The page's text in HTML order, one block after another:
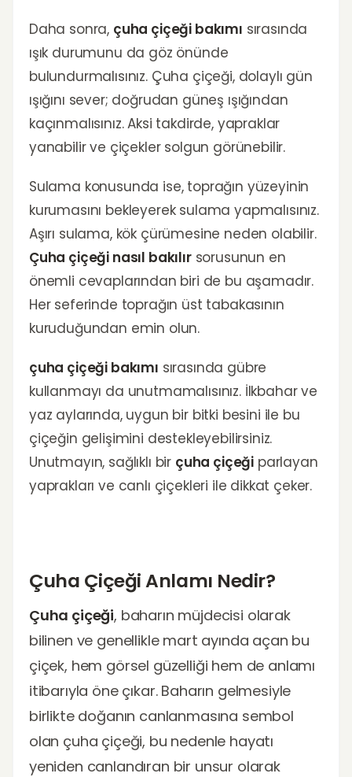
Daha sonra, çuha çiçeği bakımı sırasında
ışık durumunu da göz önünde
bulundurmalısınız. Çuha çiçeği, dolaylı gün
ışığını sever; doğrudan güneş ışığından
kaçınmalısınız. Aksi takdirde, yapraklar
yanabilir ve çiçekler solgun görünebilir.
Sulama konusunda ise, toprağın yüzeyinin
kurumasını bekleyerek sulama yapmalısınız.
Aşırı sulama, kök çürümesine neden olabilir.
Çuha çiçeği nasıl bakılırsorusunun en
önemli cevaplarından biri de bu aşamadır.
Her seferinde toprağın üst tabakasının
kuruduğundan emin olun.
çuha çiçeği bakımı sırasında gübre
kullanmayı da unutmamalısınız. İlkbahar ve
yaz aylarında, uygun bir bitki besini ile bu
çiçeğin gelişimini destekleyebilirsiniz.
Unutmayın, sağlıklı bir çuha çiçeği parlayan
yaprakları ve canlı çiçekleri ile dikkat çeker.
Çuha Çiçeği Anlamı Nedir?
Çuha çiçeği, baharın müjdecisi olarak
bilinen ve genellikle mart ayında açan bu
çiçek, hem görsel güzelliği hem de anlamı
itibarıyla öne çıkar. Baharın gelmesiyle
birlikte doğanın canlanmasına sembol
olan çuha çiçeği, bu nedenle hayatı
yeniden canlandıran bir unsur olarak